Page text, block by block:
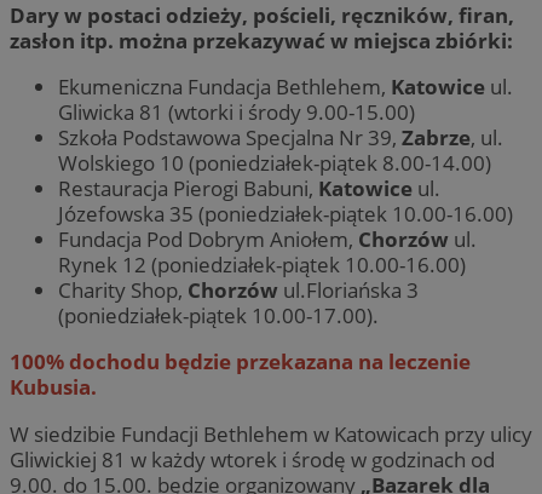
Dary w postaci odzieży, pościeli, ręczników, firan,
zasłon itp. można przekazywać w miejsca zbiórki:
Ekumeniczna Fundacja Bethlehem, Katowice ul.
Gliwicka 81 (wtorki i środy 9.00-15.00)
Szkoła Podstawowa Specjalna Nr 39, Zabrze, ul.
Wolskiego 10 (poniedziałek-piątek 8.00-14.00)
Restauracja Pierogi Babuni, Katowice ul.
Józefowska 35 (poniedziałek-piątek 10.00-16.00)
Fundacja Pod Dobrym Aniołem, Chorzów ul.
Rynek 12 (poniedziałek-piątek 10.00-16.00)
Charity Shop, Chorzów ul.Floriańska 3
(poniedziałek-piątek 10.00-17.00).
100% dochodu będzie przekazana na leczenie
Kubusia.
W siedzibie Fundacji Bethlehem w Katowicach przy ulicy
Gliwickiej 81 w każdy wtorek i środę w godzinach od
9.00. do 15.00. będzie organizowany „Bazarek dla